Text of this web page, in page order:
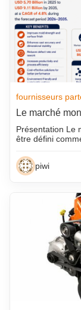
fournisseurs
Le marché
Présentation Le
être défini
piwi